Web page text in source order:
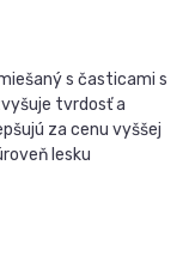
s časticami s
tvrdosť a
za cenu vyššej
lesku